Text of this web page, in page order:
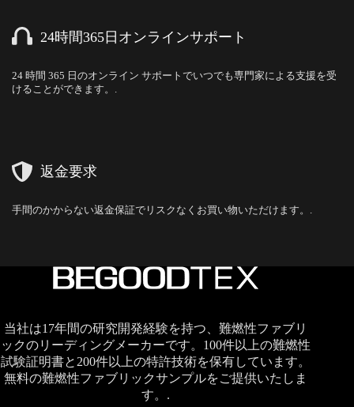
24時間365日オンラインサポート
24 時間 365 日のオンライン サポートでいつでも専門家による支援を受
けることができます。.
返金要求
手間のかからない返金保証でリスクなくお買い物いただけます。.
当社は17年間の研究開発経験を持つ、難燃性ファブリ
ックのリーディングメーカーです。100件以上の難燃性
試験証明書と200件以上の特許技術を保有しています。
無料の難燃性ファブリックサンプルをご提供いたしま
す。.